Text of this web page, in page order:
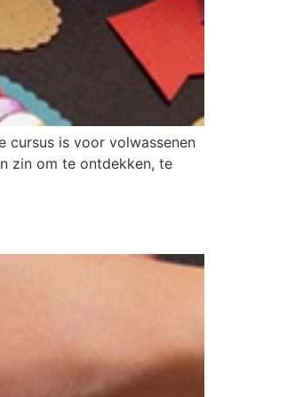
cursus is voor volwassenen
zin om te ontdekken, te